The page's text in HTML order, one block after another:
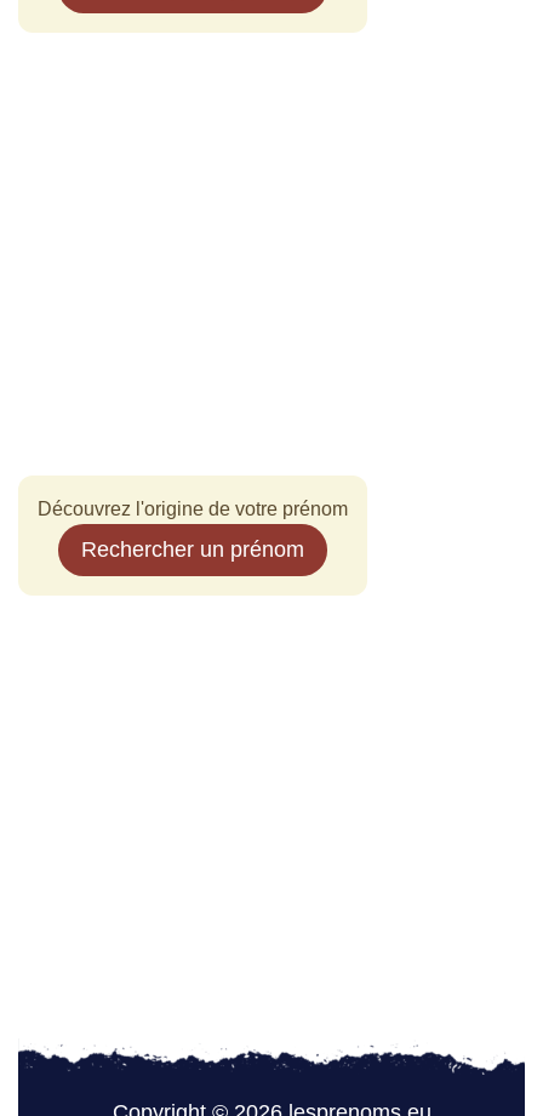
Découvrez l'origine de votre prénom
Rechercher un prénom